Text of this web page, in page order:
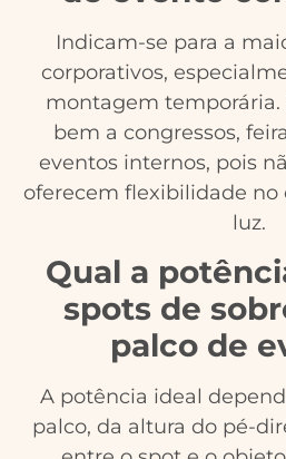
Indicam-se para a
corporativos,
montagem temporária.
bem a congressos,
eventos internos, pois
oferecem flexibilidade
luz.
Qual a
spots de
palco de
A potência ideal
palco, da altura do pé-